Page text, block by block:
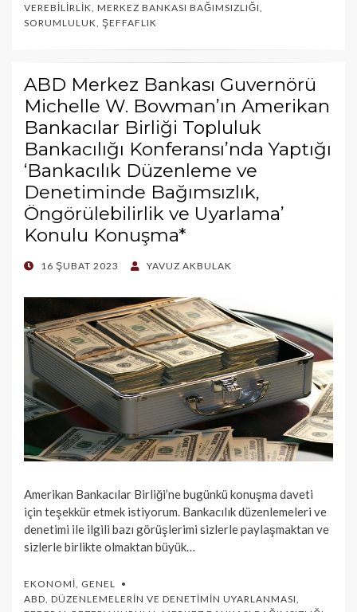
VEREBILIRLIK MERKEZ BANKASI BAĞIMSIZLIĞI
SORUMLULUK ŞEFFAFLIK
ABD Merkez Bankası Guvernörü
Michelle W. Bowman’ın Amerikan
Bankacılar Birliği Topluluk
Bankacılığı Konferansı’nda Yaptığı
‘Bankacılık Düzenleme ve
Denetiminde Bağımsızlık,
Öngörülebilirlik ve Uyarlama’
Konulu Konuşma*
POSTED
16 ŞUBAT 2023 YAVUZ AKBULAK
Amerikan Bankacılar Birliği’ne bugünkü konuşma daveti
için teşekkür etmek istiyorum. Bankacılık düzenlemeleri ve
denetimi ile ilgili bazı görüşlerimi sizlerle paylaşmaktan ve
sizlerle birlikte olmaktan büyük…
EKONOMI GENEL
ABD DÜZENLEMELERIN VE DENETIMIN UYARLANMASI